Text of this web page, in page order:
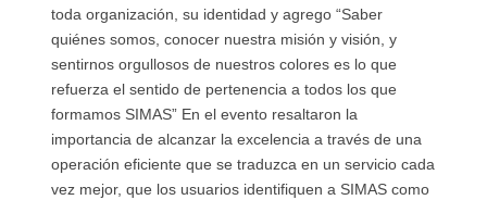
toda organización, su identidad y agrego “Saber
quiénes somos, conocer nuestra misión y visión, y
sentirnos orgullosos de nuestros colores es lo que
refuerza el sentido de pertenencia a todos los que
formamos SIMAS” En el evento resaltaron la
importancia de alcanzar la excelencia a través de una
operación eficiente que se traduzca en un servicio cada
vez mejor, que los usuarios identifiquen a SIMAS como